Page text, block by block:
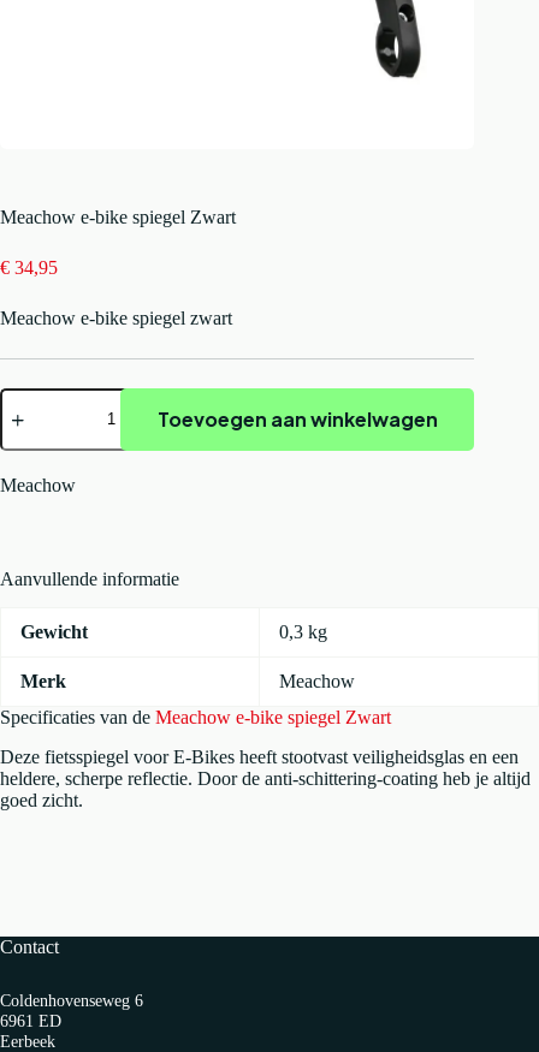
Meachow e-bike spiegel Zwart
€ 34,95
Meachow e-bike spiegel zwart
Meachow
e-
spiegel
Zwart
aantal
Toevoegen aan winkelwagen
Meachow
Specificaties van de Meachow e-bike spiegel Zwart
Deze fietsspiegel voor E-Bikes heeft stootvast veiligheidsglas en een
heldere, scherpe reflectie. Door de anti-schittering-coating heb je altijd
goed zicht.
Aanvullende informatie
Gewicht 0,3 kg
Merk Meachow
Contact
Coldenhovenseweg 6
6961 ED
Eerbeek